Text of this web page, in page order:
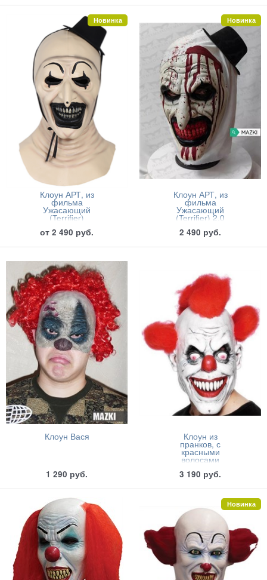
Клоун АРТ, из
фильма
Ужасающий
(Terrifier)
от 2 490 руб.
Новинка
Клоун АРТ, из
фильма
Ужасающий
(Terrifier) 2.0
2 490 руб.
Новинка
Клоун Вася
1 290 руб.
Клоун из
пранков, с
красными
волосами
3 190 руб.
Новинка